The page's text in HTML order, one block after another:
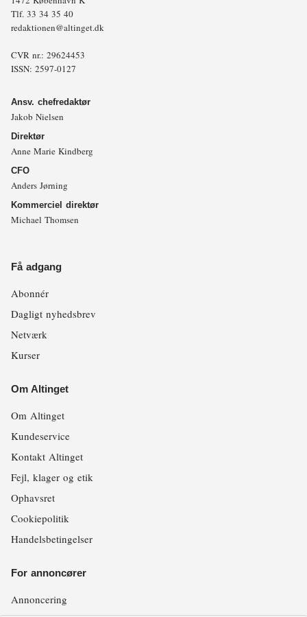
Tlf. 33 34 35 40
redaktionen@altinget.dk
CVR nr.: 29624453
ISSN: 2597-0127
Ansv. chefredaktør
Jakob Nielsen
Direktør
Anne Marie Kindberg
CFO
Anders Jørning
Kommerciel direktør
Michael Thomsen
Få adgang
Abonnér
Dagligt nyhedsbrev
Netværk
Kurser
Om Altinget
Om Altinget
Kundeservice
Kontakt Altinget
Fejl, klager og etik
Ophavsret
Cookiepolitik
Handelsbetingelser
For annoncører
Annoncering